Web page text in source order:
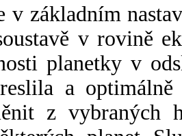
v základním
v rovině
planetky v
a
z vybraných